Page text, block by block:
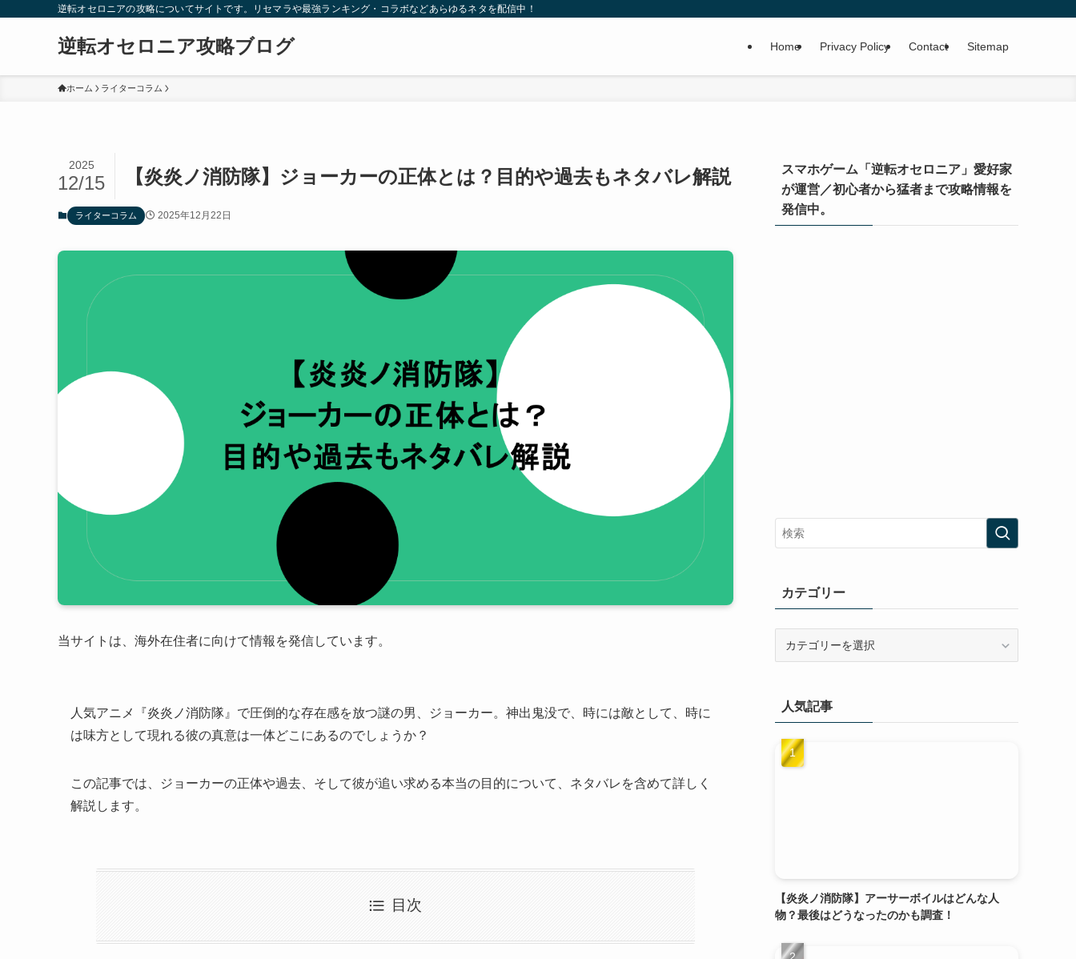
逆転オセロニアの攻略についてサイトです。リセマラや最強ランキング・コラボなどあらゆるネタを配信中！
逆転オセロニア攻略ブログ Home Privacy Policy Contact Sitemap
ホーム ライターコラム
【炎炎ノ消防隊】ジョーカーの正体とは？目的や過去もネタバレ解説
2025
12/15
ライターコラム 2025年12月22日
当サイトは、海外在住者に向けて情報を発信しています。
人気アニメ『炎炎ノ消防隊』で圧倒的な存在感を放つ謎の男、ジョーカー。神出鬼没で、時には敵として、時に
は味方として現れる彼の真意は一体どこにあるのでしょうか？
この記事では、ジョーカーの正体や過去、そして彼が追い求める本当の目的について、ネタバレを含めて詳しく
解説します。
目次
スマホゲーム「逆転オセロニア」愛好家
が運営／初心者から猛者まで攻略情報を
発信中。
カテゴリー
ー人気記事
【炎炎ノ消防隊】アーサーボイルはどんな人
物？最後はどうなったのかも調査！